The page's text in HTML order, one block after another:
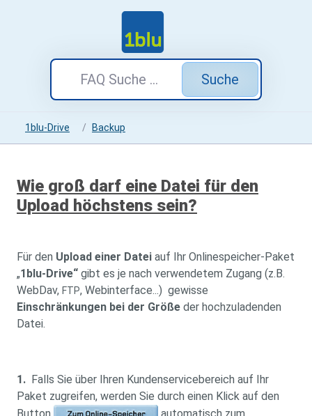
Suche
1blu-Drive Backup
Wie groß darf eine Datei für den
Upload höchstens sein?
Für den Upload einer Datei auf Ihr Onlinespeicher-Paket
„1blu-Drive“ gibt es je nach verwendetem Zugang (z.B.
WebDav, FTP, Webinterface...) gewisse
Einschränkungen bei der Größe der hochzuladenden
Datei.
1. Falls Sie über Ihren Kundenservicebereich auf Ihr
Paket zugreifen, werden Sie durch einen Klick auf den